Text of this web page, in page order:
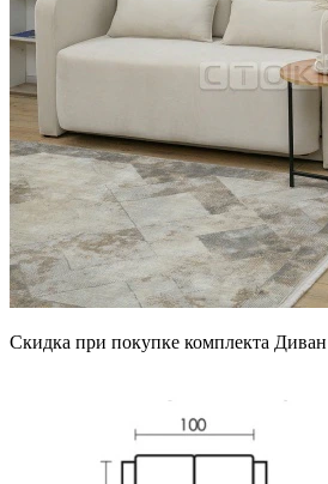
Скидка при покупке комплекта